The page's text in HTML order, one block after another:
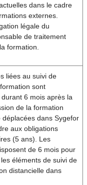
dans le cadre
externes.
légale du
de traitement
formation.
liées au suivi de
sont
6 mois après la
de la formation
déplacées dans Sygefor
aux obligations
(5 ans). Les
de 6 mois pour
éléments de suivi de
distancielle dans